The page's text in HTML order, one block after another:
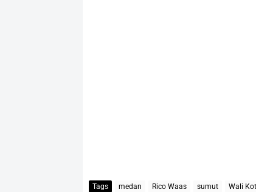
Tags medan Rico Waas sumut Wali